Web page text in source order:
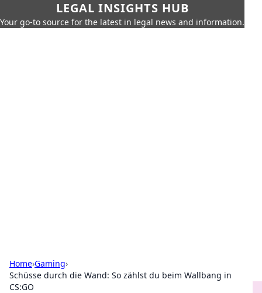
LEGAL INSIGHTS HUB
Your go-to source for the latest in legal news and information.
Home›Gaming›
Schüsse durch die Wand: So zählst du beim Wallbang in
CS:GO